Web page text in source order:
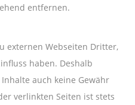
entfernen.
externen Webseiten Dritter,
haben. Deshalb
auch keine Gewähr
verlinkten Seiten ist stets